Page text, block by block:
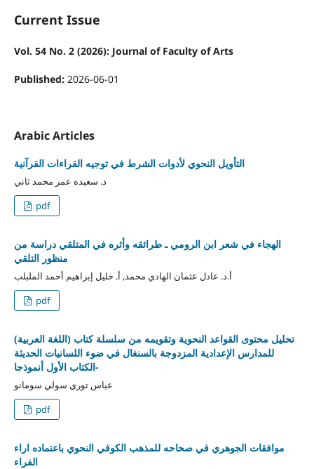
Current Issue
Vol. 54 No. 2 (2026): Journal of Faculty of Arts
Published: 2026-06-01
Arabic Articles
التأويل النحوي لأدوات الشرط في توجيه القراءات القرآنية
د. سعيدة عمر محمد ثاني
pdf
الهجاء في شعر ابن الرومي ـ طرائقه وأثره في المتلقي دراسة من
منظور التلقي
أ.د. عادل عثمان الهادي محمد, أ. خليل إبراهيم أحمد الملبلب
pdf
تحليل محتوى القواعد النحوية وتقويمه من سلسلة كتاب (اللغة العربية)
للمدارس الإعدادية المزدوجة بالسنغال في ضوء اللسانيات الحديثة
-الكتاب الأول أنموذجا
عباس توري سولي سومانو
pdf
موافقات الجوهري في صحاحه للمذهب الكوفي النحوي باعتماده اراء
الفراء